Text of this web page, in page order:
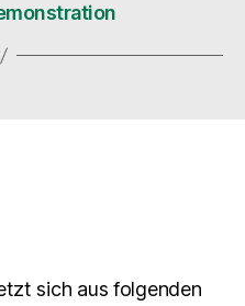
sich aus folgenden